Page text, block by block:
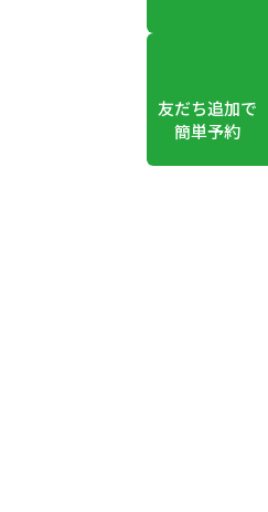
友だち追加で
簡単予約